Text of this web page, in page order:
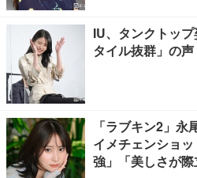
IU、タンクトッ
タイル抜群」の声
「ラブキン2」
イメチェンショ
強」「美しさが